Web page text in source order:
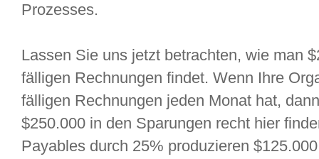
Prozesses.
Lassen Sie uns jetzt betrachten, wie man
fälligen Rechnungen findet. Wenn Ihre
fälligen Rechnungen jeden Monat hat,
$250.000 in den Sparungen recht hier
Payables durch 25% produzieren